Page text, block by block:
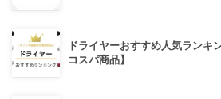
ドライヤーおすすめ人気ランキ
コスパ商品】